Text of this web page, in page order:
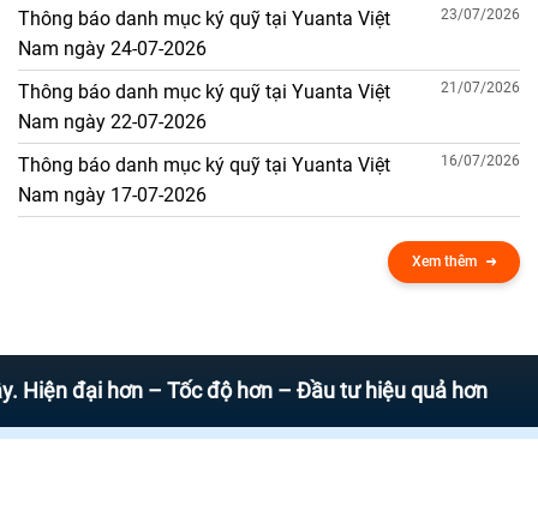
Thông báo danh mục ký quỹ tại Yuanta Việt
Nam ngày 24-07-2026
23/07/2026
Thông báo danh mục ký quỹ tại Yuanta Việt
Nam ngày 22-07-2026
21/07/2026
Thông báo danh mục ký quỹ tại Yuanta Việt
Nam ngày 17-07-2026
16/07/2026
Xem thêm
hơn – Tốc độ hơn – Đầu tư hiệu quả hơn